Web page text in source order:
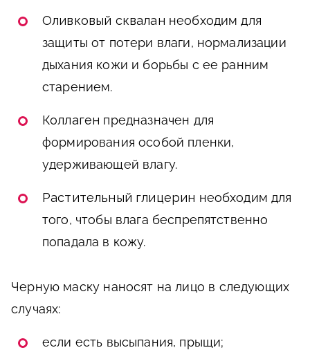
Оливковый сквалан необходим для
защиты от потери влаги, нормализации
дыхания кожи и борьбы с ее ранним
старением.
Коллаген предназначен для
формирования особой пленки,
удерживающей влагу.
Растительный глицерин необходим для
того, чтобы влага беспрепятственно
попадала в кожу.
Черную маску наносят на лицо в следующих
случаях:
если есть высыпания, прыщи;